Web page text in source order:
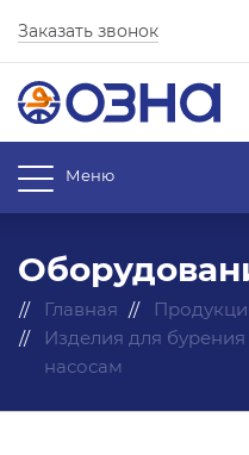
Заказать звонок
Меню
Главная
Изделия для
насосам